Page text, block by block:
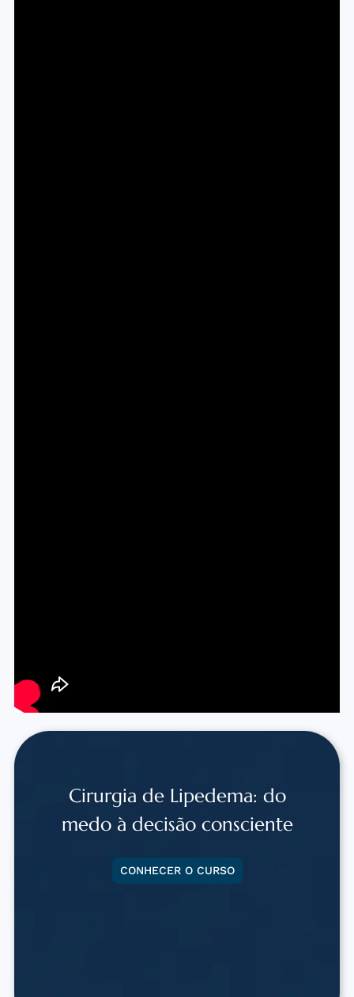
Cirurgia de Lipedema: do
medo à decisão consciente
CONHECER O CURSO